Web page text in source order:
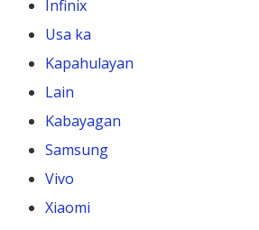
Infinix
Usa ka
Kapahulayan
Lain
Kabayagan
Samsung
Vivo
Xiaomi